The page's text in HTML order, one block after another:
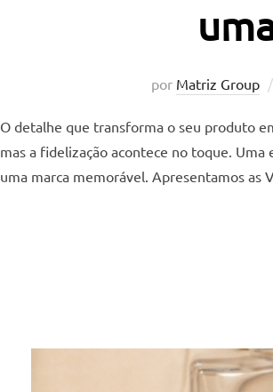
por Matriz Group
O detalhe que transforma o seu produto
mas a fidelização acontece no toque.
uma marca memorável. Apresentamos as